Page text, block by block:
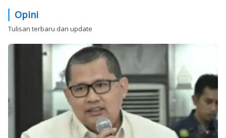
Opini
Tulisan terbaru dan update